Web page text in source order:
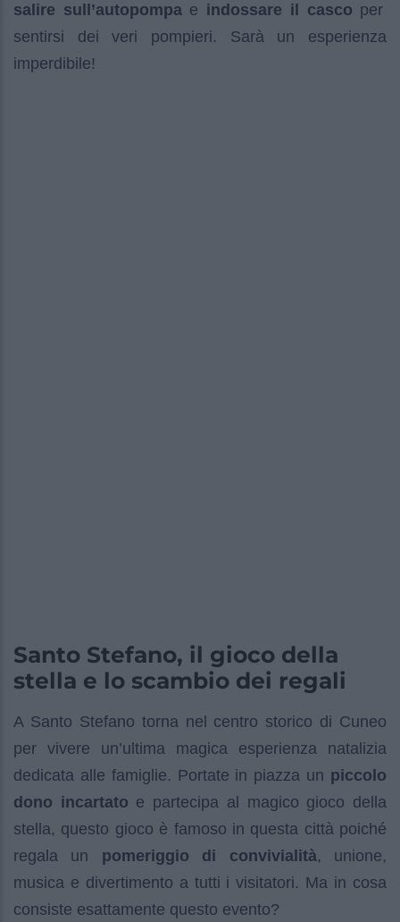
salire sull’autopompae indossare il casco per
sentirsi dei veri pompieri. Sarà un esperienza
imperdibile!
Santo Stefano, il gioco della
stella e lo scambio dei regali
A Santo Stefano torna nel centro storico di Cuneo
per vivere un’ultima magica esperienza natalizia
dedicata alle famiglie. Portate in piazza un piccolo
dono incartato e partecipa al magico gioco della
stella, questo gioco è famoso in questa città poiché
regala un pomeriggio di convivialità, unione,
musica e divertimento a tutti i visitatori. Ma in cosa
consiste esattamente questo evento?